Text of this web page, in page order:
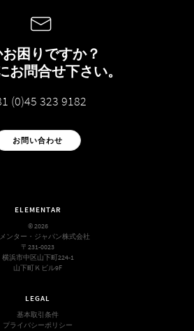
困りですか？
お問合せ下さい。
(0)45 323 9182
お問い合わせ
ELEMENTAR
© 2026
ンター・ジャパン株式会社
〒231-0023
横浜市中区山下町224-1
山下町Ｋビル9F
LEGAL
基本取引条件
プライバシーポリシー